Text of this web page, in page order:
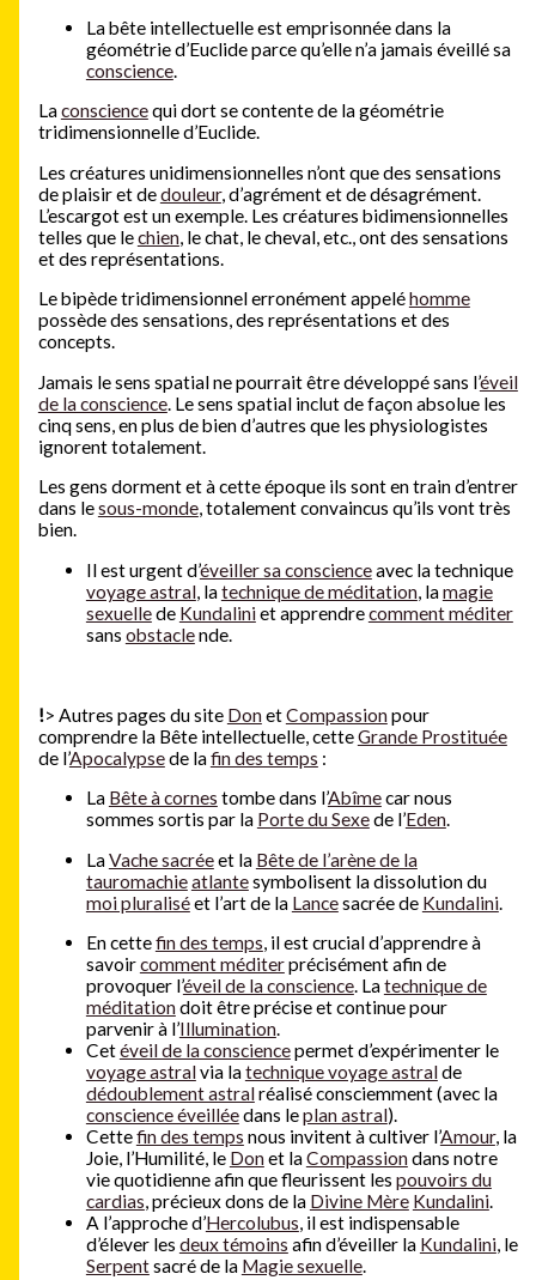
La bête intellectuelle est emprisonnée dans la
géométrie d’Euclide parce qu’elle n’a jamais éveillé sa
conscience.
Laconsciencequi dort se contente de la géométrie
tridimensionnelle d’Euclide.
Les créatures unidimensionnelles n’ont que des sensations
de plaisir et dedouleur, d’agrément et de désagrément.
L’escargot est un exemple. Les créatures bidimensionnelles
telles que lechien, le chat, le cheval, etc., ont des sensations
et des représentations.
Le bipède tridimensionnel erronément appeléhomme
possède des sensations, des représentations et des
concepts.
Jamais le sens spatial ne pourrait être développé sans l’éveil
de la conscience. Le sens spatial inclut de façon absolue les
cinq sens, en plus de bien d’autres que les physiologistes
ignorent totalement.
Les gens dorment et à cette époque ils sont en train d’entrer
dans lesous-monde, totalement convaincus qu’ils vont très
bien.
Il est urgent d’éveiller sa conscienceavec la technique
voyage astral, latechnique de méditation, lamagie
sexuellede Kundaliniet apprendrecomment méditer
sans obstaclende.
!> Autres pages du site DonetCompassionpour
comprendre la Bête intellectuelle, cetteGrande Prostituée
de l’Apocalypsede lafin des temps :
La Bête à cornes tombe dans l’Abîmecar nous
sommes sortis par la Porte du Sexede l’Eden.
LaVache sacréeet la Bête de l’arène de la
tauromachieatlantesymbolisent la dissolution du
moi pluraliséet l’art de la Lancesacrée de Kundalini.
En cettefin des temps, il est crucial d’apprendre à
savoircomment méditerprécisément afin de
provoquer l’éveil de la conscience. Latechnique de
méditationdoit être précise et continue pour
parvenir à l’Illumination.
Cetéveil de la consciencepermet d’expérimenter le
voyage astralvia latechnique voyage astralde
dédoublement astralréalisé consciemment (avec la
conscience éveilléedans leplan astral).
Cettefin des temps nous invitent à cultiver l’Amour, la
Joie, l’Humilité, le Donet laCompassiondans notre
vie quotidienne afin que fleurissent les pouvoirs du
cardias, précieux dons de la Divine Mère Kundalini.
A l’approche d’Hercolubus, il est indispensable
d’élever les deux témoins afin d’éveiller la Kundalini, le
Serpentsacré de la Magie sexuelle.